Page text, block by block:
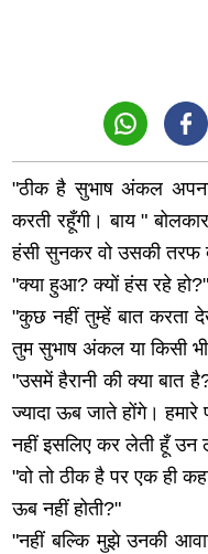
"ठीक है सुभाष अंकल
करती रहूँगी। बाय "
हंसी सुनकर वो उसकी तरफ
"क्या हुआ? क्यों हंस रहे हो?"
"कुछ नहीं तुम्हें बात करता
तुम सुभाष अंकल या किसी
"उसमें हैरानी की क्या बात
ज्यादा ऊब जाते होंगे।
नहीं इसलिए कर लेती हूँ उन
"वो तो ठीक है पर एक ही
ऊब नहीं होती?"
"नहीं बल्कि मुझे उनकी